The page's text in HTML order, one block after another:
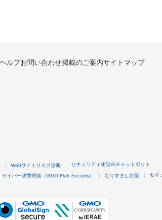
ヘルプお問い合わせ掲載のご案内サイトマップ
Webサイトリスク診断 セキュリティ相談AIチャットボット
サイバー攻撃対策（GMO Flatt Security） なりすまし対策 セキ